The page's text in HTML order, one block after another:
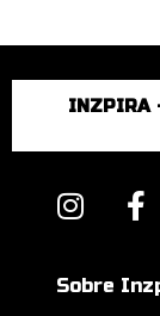
INZPIRA
Sobre